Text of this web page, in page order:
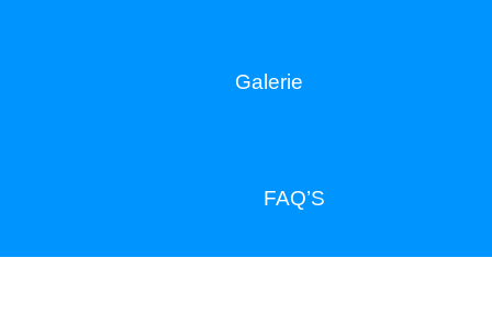
Galerie
FAQ’S